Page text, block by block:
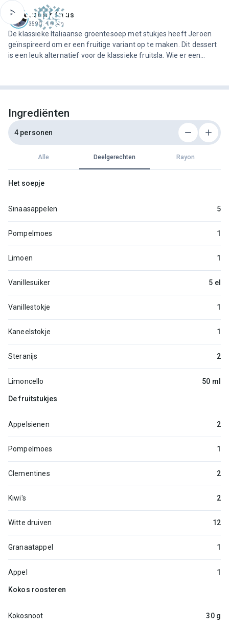
Jeroen Meus
3590 recepten
De klassieke Italiaanse groentesoep met stukjes heeft Jeroen
geïnspireerd om er een fruitige variant op te maken. Dit dessert
is een leuk alternatief voor de klassieke fruitsla. Wie er een
Ingrediënten
4 personen
Alle Deelgerechten Rayon
Het soepje
Sinaasappelen 5
Pompelmoes 1
Limoen 1
Vanillesuiker 5 el
Vanillestokje 1
Kaneelstokje 1
Steranijs 2
Limoncello 50 ml
De fruitstukjes
Appelsienen 2
Pompelmoes 1
Clementines 2
Kiwi's 2
Witte druiven 12
Granaatappel 1
Appel 1
Kokos roosteren
Kokosnoot 30 g